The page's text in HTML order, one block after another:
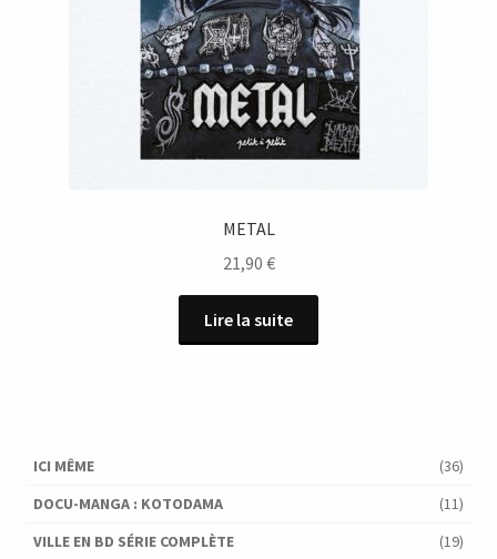
METAL
21,90 €
Lire la suite
ICI MÊME
(36)
DOCU-MANGA : KOTODAMA
(11)
VILLE EN BD SÉRIE COMPLÈTE
(19)